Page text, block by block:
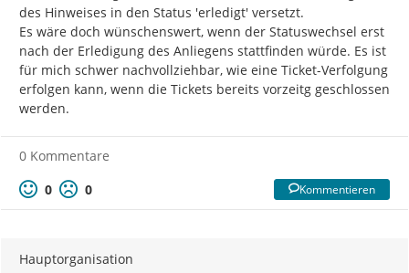
des Hinweises in den Status 'erledigt' versetzt.
Es wäre doch wünschenswert, wenn der Statuswechsel erst
nach der Erledigung des Anliegens stattfinden würde. Es ist
für mich schwer nachvollziehbar, wie eine Ticket-Verfolgung
erfolgen kann, wenn die Tickets bereits vorzeitg geschlossen
werden.
0 Kommentare
0
0 Kommentieren
Hauptorganisation